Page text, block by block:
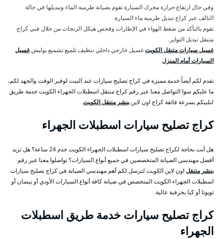
وفي حال ارتفاع حرارة محرك السيارة نقوم بصيانة طرمبة الماء وتبديلها في حالة
التالف عبر كراج تبديل طرمبة ماء السيارة.
نقوم بالتأكد من ضغط الهواء في الإطارات وفحص هيكل الرنجات من خلال فني كراج
متنقل تبديل التواير.
غسيل سيارات متنقل الكويتغسيل خارجي داخلي تنظيف تلميع تشميع بوليشغسيل
السيارات أمام المنزل
نقدم لكم أيضاً خدمة مميزة في كراج تصليح سيارات عند البيت لوفير الوقت والجهد لكم،
ما عليكم سوا التواصل معنا عبر رقم كراج متنقل اسطبلات الجهراء الكويت خدمة طريق
لنلبيكم بسرعة فائقة كراج اون لاينبنشر متنقل الكويت.
كراج تصليح سيارات اسطبلات الجهراء
هل أنت بحاجة لكراج تصليح سيارات اسطبلات الجهراء الكويت خدم 24 ساعة؟ هل تريد
أفضل مهندسي الصيانة المتخصصين في جميع أنواع السيارات؟ تواصلوا معنا عبر رقم
بنشر متنقلاون لاين الكويت لترسل لكم أهم مهندسي الصيانة في كراج تصليح سيارات
اسطبلات الجهراء الكويت المتخصص في صيانة كافة أنواع السيارات الأودي أو نيسان أو
تويوتا أو كيا بحرفية عالية.
كراج تصليح سيارات خدمة طريق اسطبلات
الجهراء